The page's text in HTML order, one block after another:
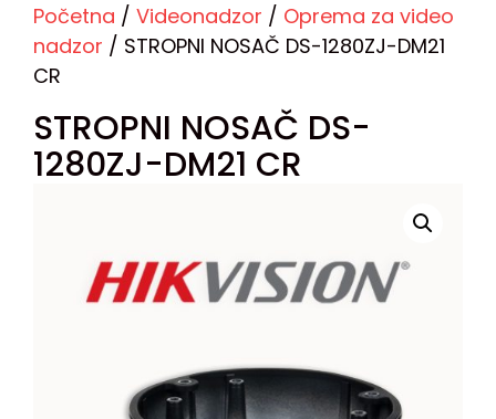
Početna / Videonadzor / Oprema za video
nadzor / STROPNI NOSAČ DS-1280ZJ-DM21
CR
STROPNI NOSAČ DS-
1280ZJ-DM21 CR